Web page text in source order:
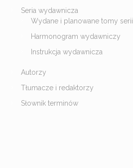
Seria wydawnicza
Wydane i planowane tomy serii
Harmonogram wydawniczy
Instrukcja wydawnicza
Autorzy
Tłumacze i redaktorzy
Słownik terminów